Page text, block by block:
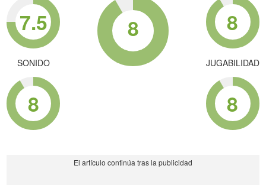
7.5
SONIDO
8
8 8
JUGABILIDAD
8